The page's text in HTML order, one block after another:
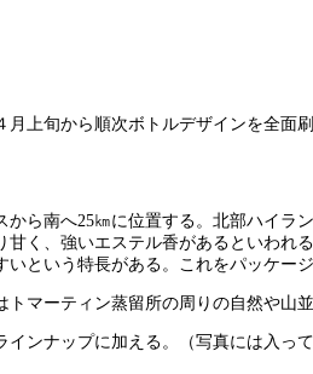
上旬から順次ボトルデザインを全
ら南へ25㎞に位置する。北部ハイ
く、強いエステル香があるといわ
という特長がある。これをパッケー
マーティン蒸留所の周りの自然や
ンナップに加える。（写真には入っ